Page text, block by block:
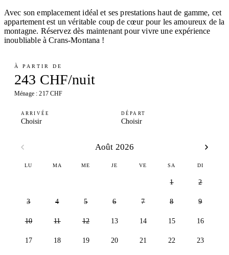
Avec son emplacement idéal et ses prestations haut de gamme, cet
appartement est un véritable coup de cœur pour les amoureux de la
montagne. Réservez dès maintenant pour vivre une expérience
inoubliable à Crans-Montana !
À PARTIR DE
243 CHF/nuit
Ménage : 217 CHF
ARRIVÉE
Choisir
DÉPART
Choisir
Août 2026
LU MA ME JE VE SA DI
1 2
3 4 5 6 7 8 9
10 11 12 13 14 15 16
17 18 19 20 21 22 23